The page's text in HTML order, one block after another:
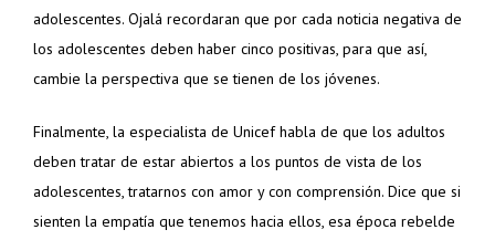
adolescentes. Ojalá recordaran que por cada noticia negativa de
los adolescentes deben haber cinco positivas, para que así,
cambie la perspectiva que se tienen de los jóvenes.
Finalmente, la especialista de Unicef habla de que los adultos
deben tratar de estar abiertos a los puntos de vista de los
adolescentes, tratarnos con amor y con comprensión. Dice que si
sienten la empatía que tenemos hacia ellos, esa época rebelde